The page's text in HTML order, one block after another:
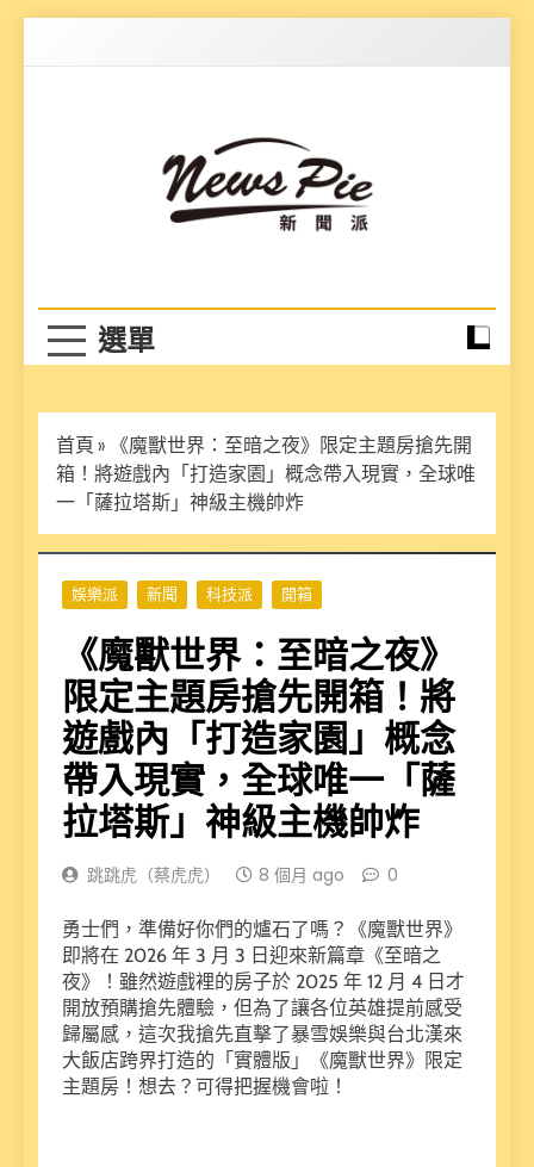
首頁 » 《魔獸世界：至暗之夜》限定主題房搶先開
箱！將遊戲內「打造家園」概念帶入現實，全球唯
一「薩拉塔斯」神級主機帥炸
娛樂派 新聞 科技派 開箱
《魔獸世界：至暗之夜》
限定主題房搶先開箱！將
遊戲內「打造家園」概念
帶入現實，全球唯一「薩
拉塔斯」神級主機帥炸
跳跳虎（蔡虎虎） 8 個月 ago 0
勇士們，準備好你們的爐石了嗎？《魔獸世界》
即將在 2026 年 3 月 3 日迎來新篇章《至暗之
夜》！雖然遊戲裡的房子於 2025 年 12 月 4 日才
開放預購搶先體驗，但為了讓各位英雄提前感受
歸屬感，這次我搶先直擊了暴雪娛樂與台北漢來
大飯店跨界打造的「實體版」《魔獸世界》限定
主題房！想去？可得把握機會啦！